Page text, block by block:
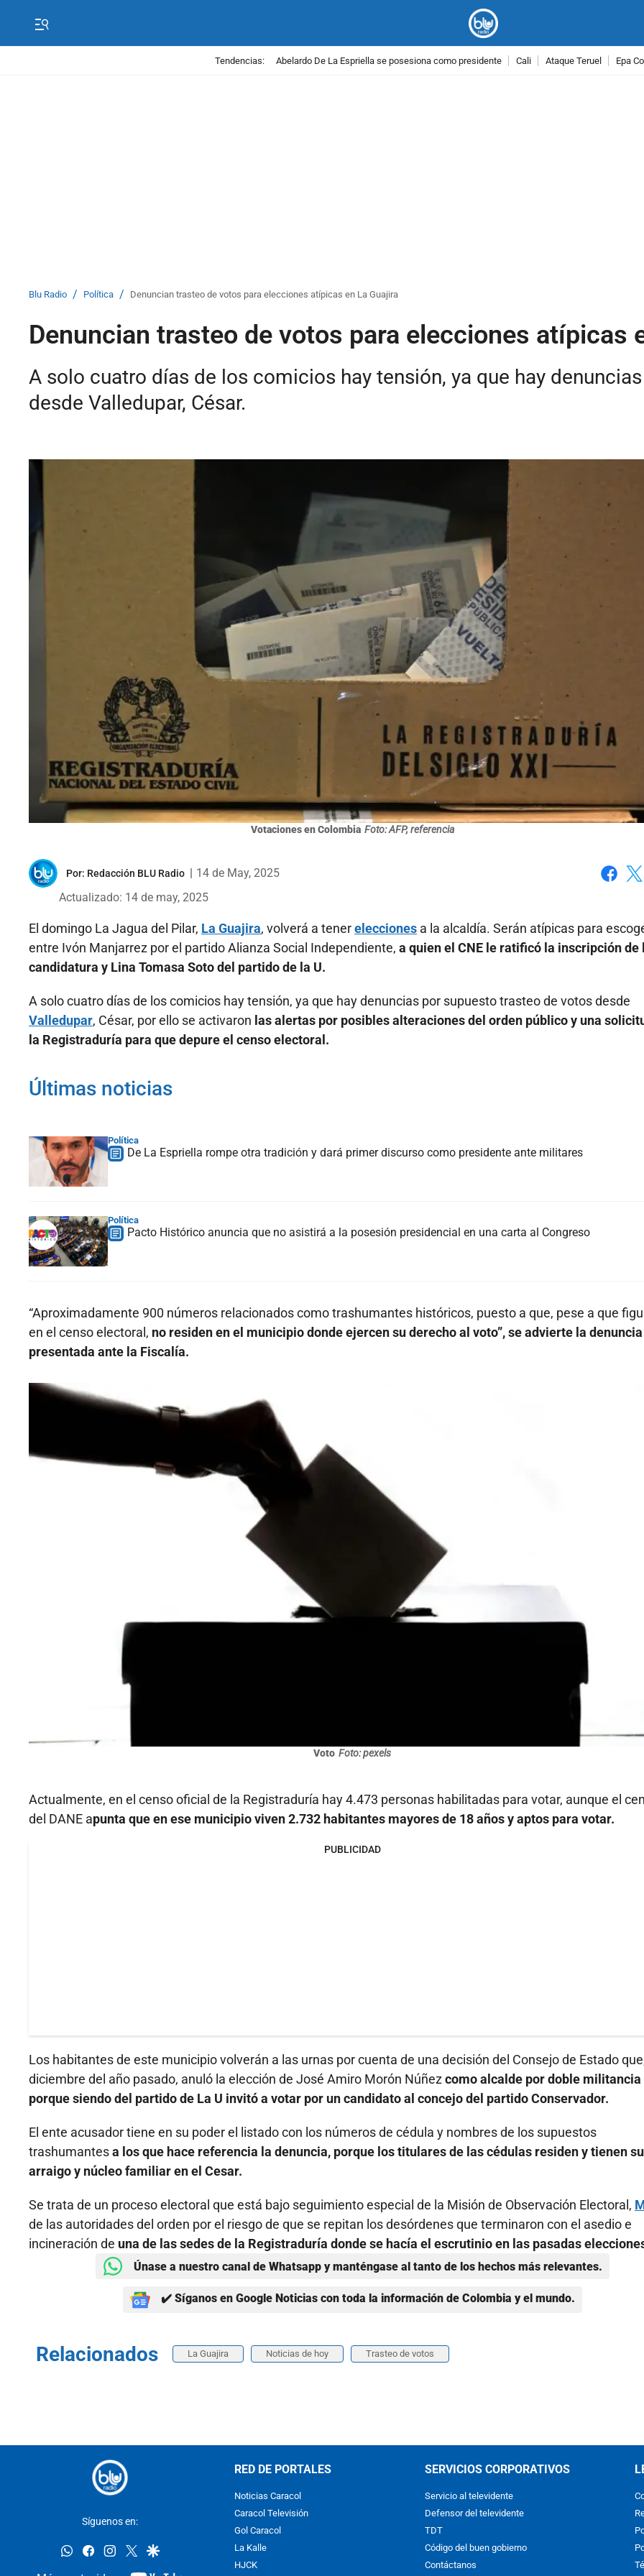
Tendencias: Abelardo De La Espriella se posesiona como presidente Cali Ataque Teruel Epa
Blu Radio / Política / Denuncian trasteo de votos para elecciones atípicas en La Guajira
Denuncian trasteo de votos para elecciones atípicas
A solo cuatro días de los comicios hay tensión, ya que hay
desde Valledupar, César.
Votaciones en Colombia Foto: AFP, referencia
Por: Redacción BLU Radio
14 de May, 2025
Actualizado: 14 de may, 2025
El domingo La Jagua del Pilar, La Guajira, volverá a tenerelecciones a la alcaldía. Serán atípicas para
entre Ivón Manjarrez por el partido Alianza Social Independiente, a quien el CNE le ratificó la inscripción de
candidatura y Lina Tomasa Soto del partido de la U.
A solo cuatro días de los comicios hay tensión, ya que hay denuncias por supuesto trasteo de votos desde
Valledupar, César, por ello se activaron las alertas por posibles alteraciones del orden público y una
la Registraduría para que depure el censo electoral.
Últimas noticias
Política
De La Espriella rompe otra tradición y dará primer discurso como presidente ante militares
Política
Pacto Histórico anuncia que no asistirá a la posesión presidencial en una carta al Congreso
“Aproximadamente 900 números relacionados como trashumantes históricos, puesto a que, pese a que
en el censo electoral, no residen en el municipio donde ejercen su derecho al voto”, se advierte la denuncia
presentada ante la Fiscalía.
Voto Foto: pexels
Actualmente, en el censo oficial de la Registraduría hay 4.473 personas habilitadas para votar, aunque el
del DANE apunta que en ese municipio viven 2.732 habitantes mayores de 18 años y aptos para votar.
PUBLICIDAD
Los habitantes de este municipio volverán a las urnas por cuenta de una decisión del Consejo de Estado
diciembre del año pasado, anuló la elección de José Amiro Morón Núñezcomo alcalde por doble militancia
porque siendo del partido de La U invitó a votar por un candidato al concejo del partido Conservador.
El ente acusador tiene en su poder el listado con los números de cédula y nombres de los supuestos
trashumantesa los que hace referencia la denuncia, porque los titulares de las cédulas residen y tienen su
arraigo y núcleo familiar en el Cesar.
Se trata de un proceso electoral que está bajo seguimiento especial de la Misión de Observación Electoral,
de las autoridades del orden por el riesgo de que se repitan los desórdenes que terminaron con el asedio e
incineración de una de las sedes de la Registraduría donde se hacía el escrutinio en las pasadas
Únase a nuestro canal de Whatsapp y manténgase al tanto de los hechos más relevantes.
✔️ Síganos en Google Noticias con toda la información de Colombia y el mundo.
Relacionados La Guajira Noticias de hoy Trasteo de votos
Síguenos en:
whatsappfacebookinstagram
twittergoogle
RED DE PORTALES
Noticias Caracol
Caracol Televisión
Gol Caracol
La Kalle
HJCK
SERVICIOS CORPORATIVOS
Servicio al televidente
Defensor del televidente
TDT
Código del buen gobierno
Contáctanos